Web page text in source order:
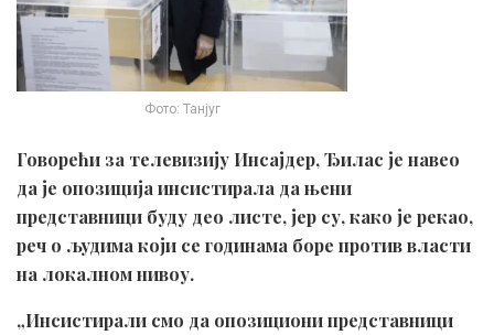
Фото: Танјуг
Говорећи за телевизију Инсајдер, Ђилас је навео
да је опозиција инсистирала да њени
представници буду део листе, јер су, како је рекао,
реч о људима који се годинама боре против власти
на локалном нивоу.
„Инсистирали смо да опозициони представници